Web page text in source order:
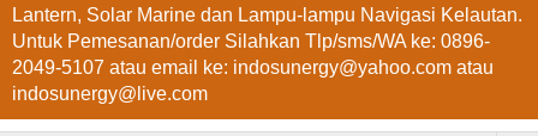
Lantern, Solar Marine dan Lampu-lampu Navigasi Kelautan.
Untuk Pemesanan/order Silahkan Tlp/sms/WA ke: 0896-
2049-5107 atau email ke: indosunergy@yahoo.com atau
indosunergy@live.com